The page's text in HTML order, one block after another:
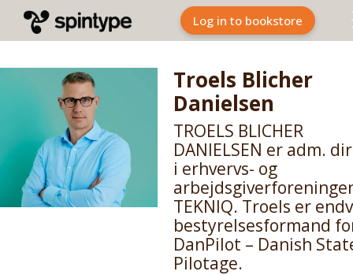
Log in to bookstore
Troels Blicher
Danielsen
TROELS BLICHER
DANIELSEN er adm.
i erhvervs- og
TEKNIQ. Troels er
bestyrelsesformand
DanPilot – Danish
Pilotage.